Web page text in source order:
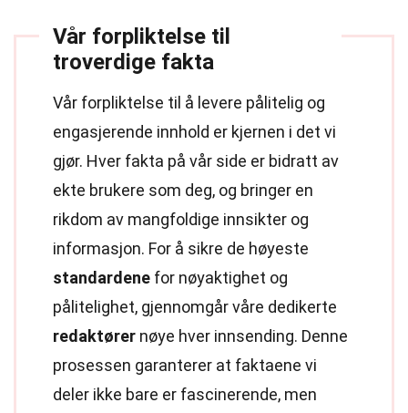
Vår forpliktelse til
troverdige fakta
Vår forpliktelse til å levere pålitelig og
engasjerende innhold er kjernen i det vi
gjør. Hver fakta på vår side er bidratt av
ekte brukere som deg, og bringer en
rikdom av mangfoldige innsikter og
informasjon. For å sikre de høyeste
standardene for nøyaktighet og
pålitelighet, gjennomgår våre dedikerte
redaktører nøye hver innsending. Denne
prosessen garanterer at faktaene vi
deler ikke bare er fascinerende, men